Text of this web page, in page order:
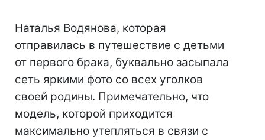
Наталья Водянова, которая
отправилась в путешествие с детьми
от первого брака, буквально засыпала
сеть яркими фото со всех уголков
своей родины. Примечательно, что
модель, которой приходится
максимально утепляться в связи с